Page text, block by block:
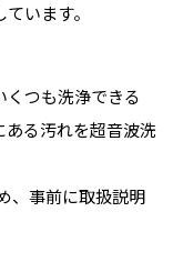
います。
くつも洗浄できる
る汚れを超音波洗
、事前に取扱説明